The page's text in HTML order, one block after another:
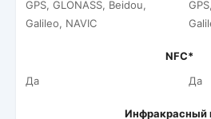
GPS, GLONASS, Beidou,
Galileo, NAVIC
NFC*
Да
Да
Инфракрасный